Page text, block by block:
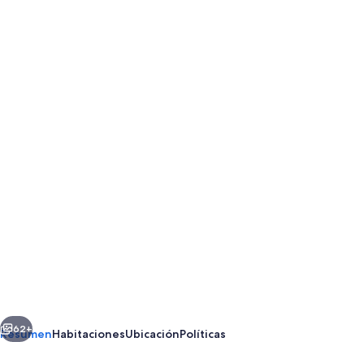
Siguiente
62+
ResumenHabitacionesUbicaciónPolíticas